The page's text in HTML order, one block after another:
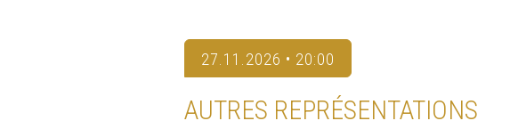
27.11.2026 • 20:00
AUTRES REPRÉSENTATIONS